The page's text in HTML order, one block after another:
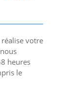
votre
heures
le